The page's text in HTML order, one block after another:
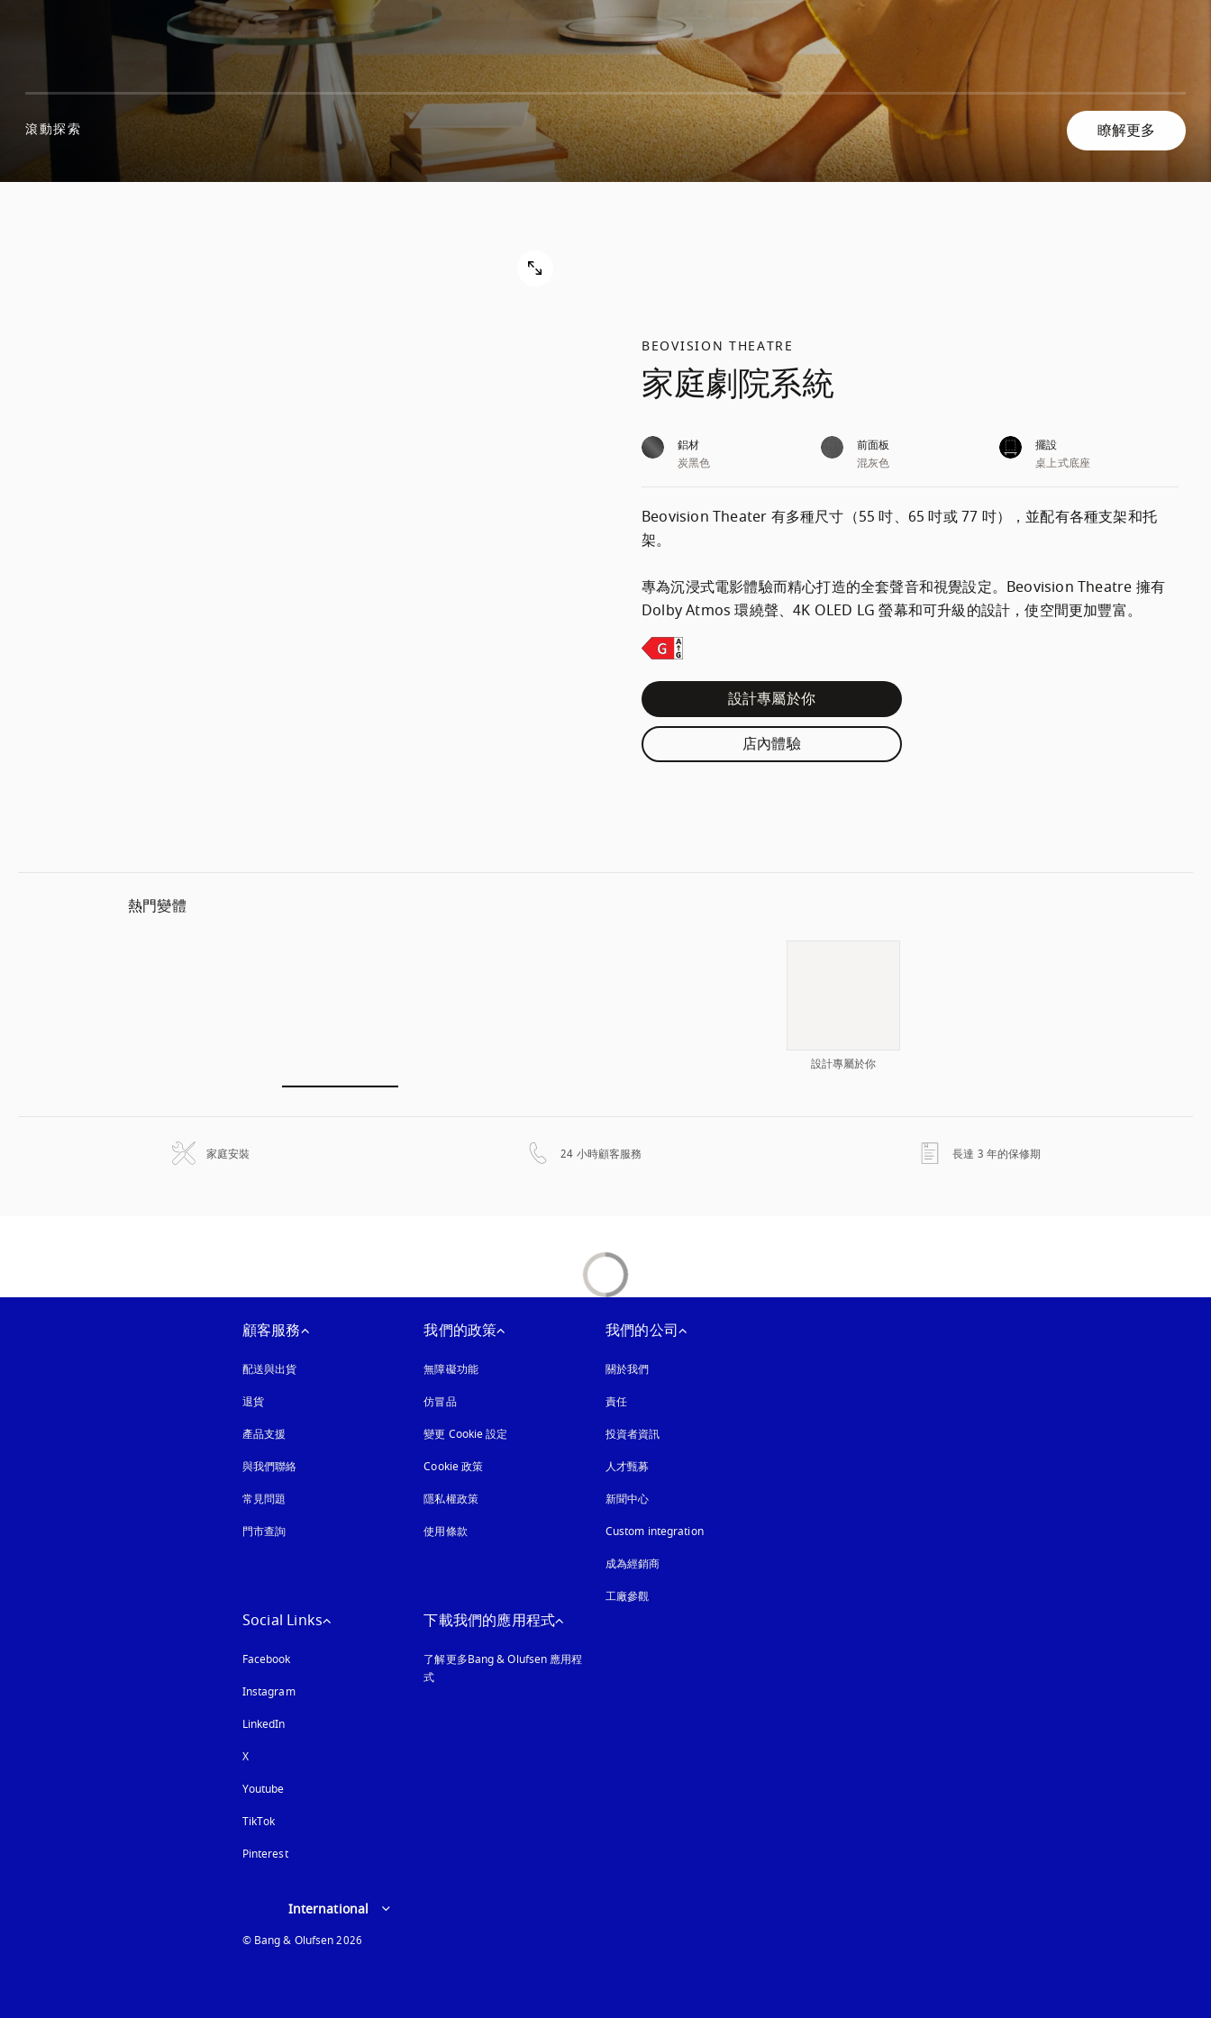
滾動探索 瞭解更多
BEOVISION THEATRE
家庭劇院系統
鋁材
炭黑色
前面板
混灰色
擺設
桌上式底座
設計專屬於你
店內體驗
Beovision Theater 有多種尺寸（55 吋、65 吋或 77 吋），並配有各種支架和托
架。
專為沉浸式電影體驗而精心打造的全套聲音和視覺設定。Beovision Theatre 擁有
Dolby Atmos 環繞聲、4K OLED LG 螢幕和可升級的設計，使空間更加豐富。
熱門變體
設計專屬於你
家庭安裝 24 小時顧客服務 長達 3 年的保修期
顧客服務
配送與出貨
退貨
產品支援
與我們聯絡
常見問題
門市查詢
我們的政策
無障礙功能以新標籤頁開啟
仿冒品以新標籤頁開啟
變更 Cookie 設定
Cookie 政策
隱私權政策以新標籤頁開啟
使用條款
我們的公司
關於我們
責任
投資者資訊
人才甄募
新聞中心
Custom integration
成為經銷商
工廠參觀
Social Links
Facebook
Instagram以新標籤頁開啟
LinkedIn
X
Youtube
TikTok
Pinterest
下載我們的應用程式
了解更多Bang & Olufsen 應用程
式
Select country and language
International
© Bang & Olufsen 2026